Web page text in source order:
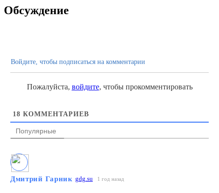
Обсуждение
Войдите, чтобы подписаться на комментарии
Пожалуйста, войдите, чтобы прокомментировать
18 КОММЕНТАРИЕВ
Популярные
Дмитрий Гарник gdg.su 1 год назад